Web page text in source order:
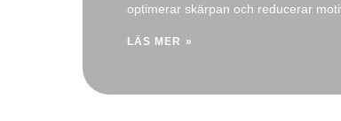
optimerar skärpan och reducerar
LÄS MER »